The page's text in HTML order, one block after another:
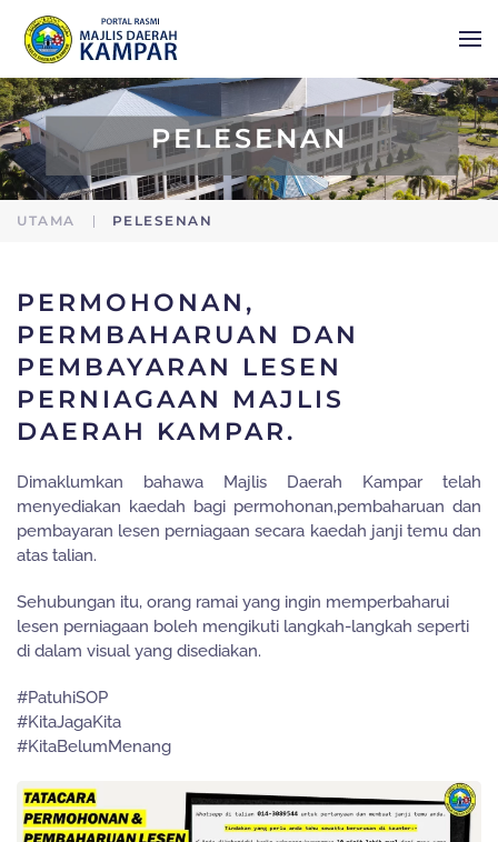
Skip to main content
PELESENAN
UTAMA PELESENAN
PERMOHONAN,
PERMBAHARUAN DAN
PEMBAYARAN LESEN
PERNIAGAAN MAJLIS
DAERAH KAMPAR.
Dimaklumkan bahawa Majlis Daerah Kampar telah
menyediakan kaedah bagi permohonan,pembaharuan dan
pembayaran lesen perniagaan secara kaedah janji temu dan
atas talian.
Sehubungan itu, orang ramai yang ingin memperbaharui
lesen perniagaan boleh mengikuti langkah-langkah seperti
di dalam visual yang disediakan.
#PatuhiSOP
#KitaJagaKita
#KitaBelumMenang